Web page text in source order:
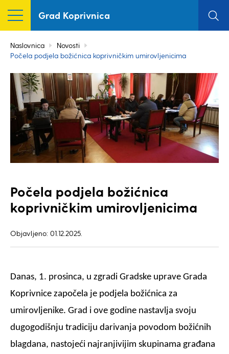
Grad Koprivnica
Naslovnica
Novosti
Počela podjela božićnica koprivničkim umirovljenicima
Počela podjela božićnica
koprivničkim umirovljenicima
Objavljeno: 01.12.2025.
Danas, 1. prosinca, u zgradi Gradske uprave Grada
Koprivnice započela je podjela božićnica za
umirovljenike. Grad i ove godine nastavlja svoju
dugogodišnju tradiciju darivanja povodom božićnih
blagdana, nastojeći najranjivijim skupinama građana